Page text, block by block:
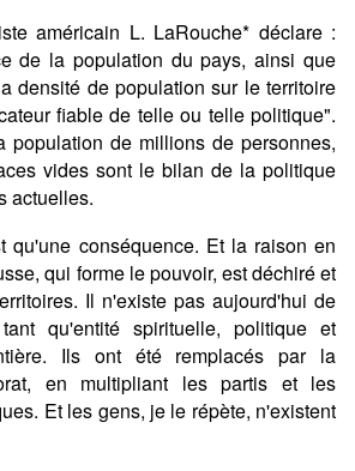
américain L. LaRouche* déclare :
de la population du pays, ainsi que
densité de population sur le territoire
fiable de telle ou telle politique".
population de millions de personnes,
vides sont le bilan de la politique
actuelles.
qu'une conséquence. Et la raison en
qui forme le pouvoir, est déchiré et
Il n'existe pas aujourd'hui de
qu'entité spirituelle, politique et
Ils ont été remplacés par la
en multipliant les partis et les
Et les gens, je le répète, n'existent